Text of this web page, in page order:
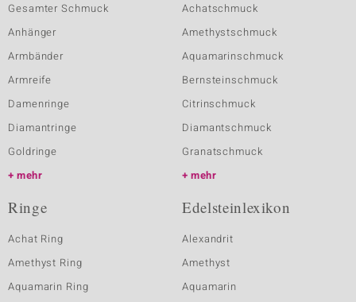
Gesamter Schmuck
Anhänger
Armbänder
Armreife
Damenringe
Diamantringe
Goldringe
mehr
Achatschmuck
Amethystschmuck
Aquamarinschmuck
Bernsteinschmuck
Citrinschmuck
Diamantschmuck
Granatschmuck
mehr
Ringe
Achat Ring
Amethyst Ring
Aquamarin Ring
Edelsteinlexikon
Alexandrit
Amethyst
Aquamarin